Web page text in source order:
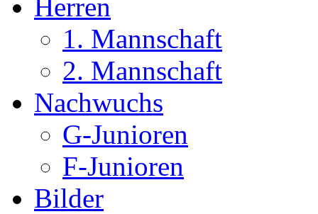
Herren
1. Mannschaft
2. Mannschaft
Nachwuchs
G-Junioren
F-Junioren
Bilder